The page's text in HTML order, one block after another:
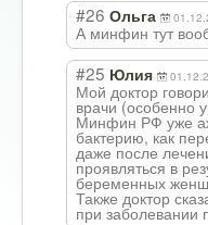
#26 Ольга
А минфин тут
#25 Юлия
Мой доктор
врачи (особенно
Минфин РФ уже
бактерию, как
даже после
проявляться в
беременных
Также доктор
при заболевании